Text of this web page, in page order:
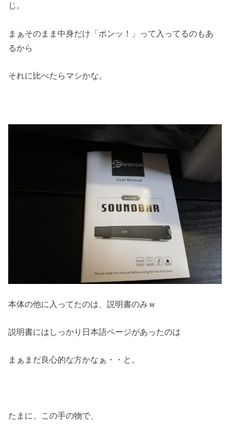
じ。
まぁそのまま中身だけ「ポンッ！」って入ってるのもあ
るから
それに比べたらマシかな。
本体の他に入ってたのは、説明書のみｗ
説明書にはしっかり日本語ページがあったのは
まぁまだ良心的な方かなぁ・・と。
たまに、この手の物で、